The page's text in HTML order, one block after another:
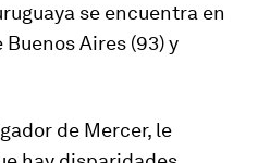
se encuentra en
Aires (93) y
de Mercer, le